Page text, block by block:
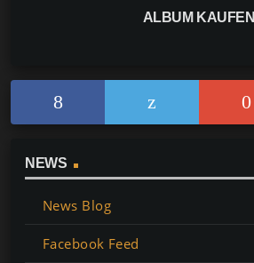
ALBUM KAUFEN
NEWS
News Blog
Facebook Feed